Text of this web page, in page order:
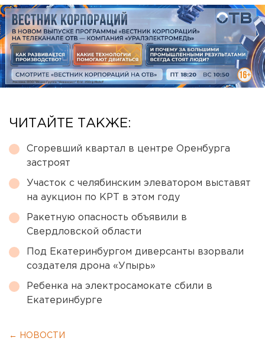
ЧИТАЙТЕ ТАКЖЕ:
Сгоревший квартал в центре Оренбурга
застроят
Участок с челябинским элеватором выставят
на аукцион по КРТ в этом году
Ракетную опасность объявили в
Свердловской области
Под Екатеринбургом диверсанты взорвали
создателя дрона «Упырь»
Ребенка на электросамокате сбили в
Екатеринбурге
← НОВОСТИ